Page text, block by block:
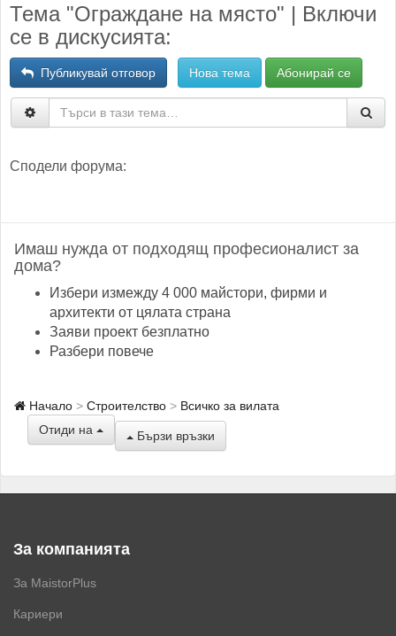
Тема "Ограждане на място" | Включи
се в дискусията:
Публикувай отговор Нова тема Абонирай се
Сподели форума:
Имаш нужда от подходящ професионалист за
дома?
Избери измежду 4 000 майстори, фирми и
архитекти от цялата страна
Заяви проект безплатно
Разбери повече
Начало Строителство
Всичко за вилата
Отиди на
Бързи връзки
За компанията
За MaistorPlus
Кариери